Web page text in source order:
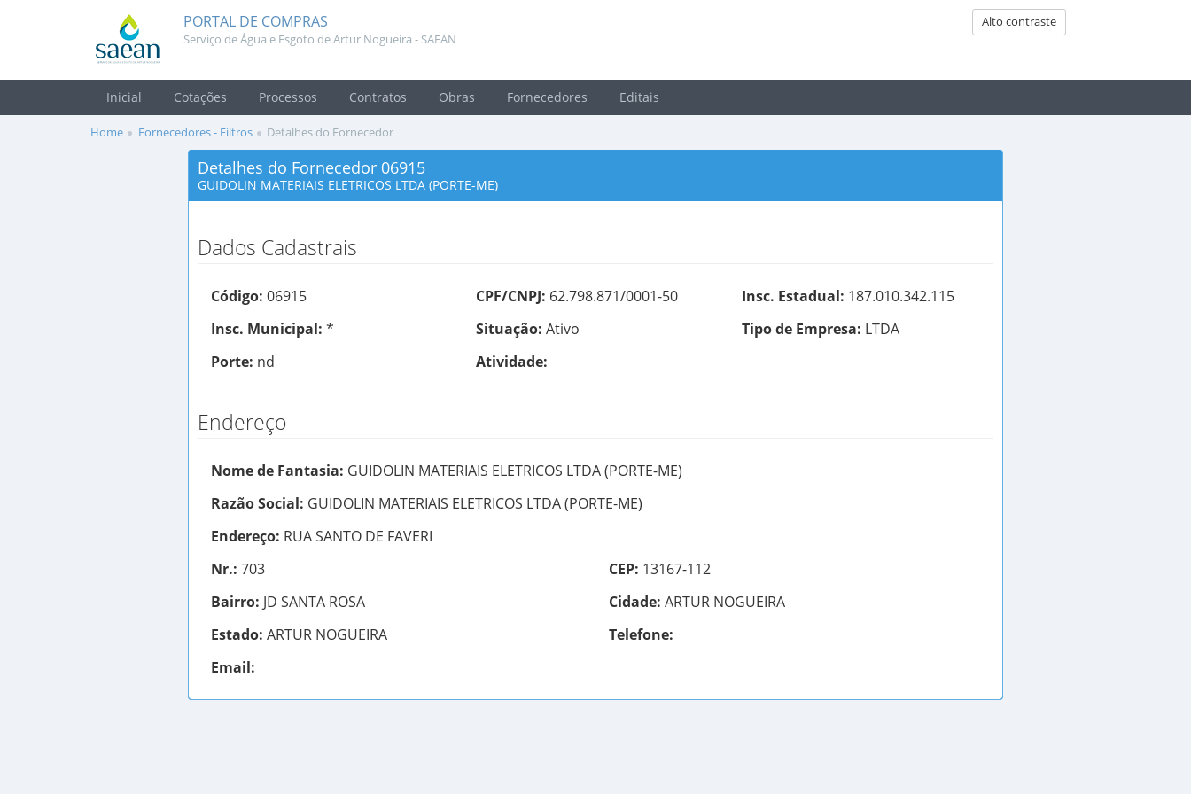
PORTAL DE COMPRAS
Serviço de Água e Esgoto de Artur Nogueira - SAEAN
Alto contraste
Inicial Cotações Processos Contratos Obras Fornecedores Editais
Home Fornecedores - Filtros Detalhes do Fornecedor
Detalhes do Fornecedor 06915
GUIDOLIN MATERIAIS ELETRICOS LTDA (PORTE-ME)
Dados Cadastrais
Código: 06915 CPF/CNPJ: 62.798.871/0001-50 Insc. Estadual: 187.010.342.115
Insc. Municipal: * Situação: Ativo Tipo de Empresa: LTDA
Porte: nd Atividade:
Endereço
Nome de Fantasia: GUIDOLIN MATERIAIS ELETRICOS LTDA (PORTE-ME)
Razão Social: GUIDOLIN MATERIAIS ELETRICOS LTDA (PORTE-ME)
Endereço: RUA SANTO DE FAVERI
Nr.: 703 CEP: 13167-112
Bairro: JD SANTA ROSA Cidade: ARTUR NOGUEIRA
Estado: ARTUR NOGUEIRA
Telefone:
Email: